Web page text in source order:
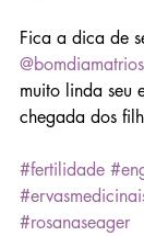
Fica a dica de
muito linda seu
chegada dos
#fertilidade
#rosanaseager